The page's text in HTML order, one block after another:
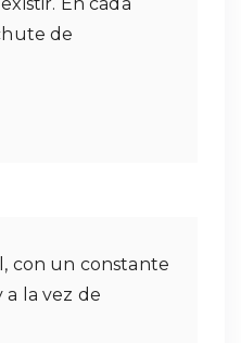
de
con un constante
la vez de